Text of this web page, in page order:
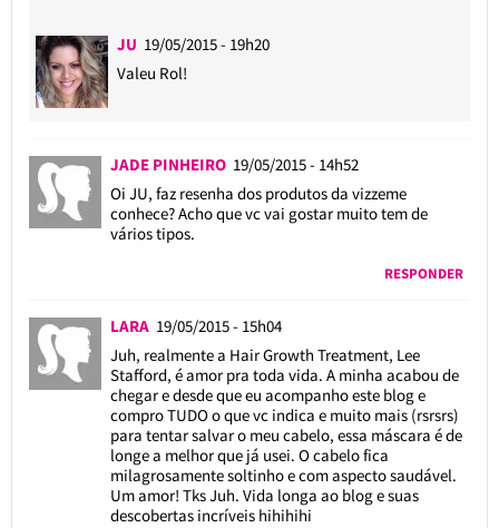
JU 19/05/2015 - 19h20
Valeu Rol!
JADE PINHEIRO 19/05/2015 - 14h52
Oi JU, faz resenha dos produtos da vizzeme
conhece? Acho que vc vai gostar muito tem de
vários tipos.
RESPONDER
LARA 19/05/2015 - 15h04
Juh, realmente a Hair Growth Treatment, Lee
Stafford, é amor pra toda vida. A minha acabou de
chegar e desde que eu acompanho este blog e
compro TUDO o que vc indica e muito mais (rsrsrs)
para tentar salvar o meu cabelo, essa máscara é de
longe a melhor que já usei. O cabelo fica
milagrosamente soltinho e com aspecto saudável.
Um amor! Tks Juh. Vida longa ao blog e suas
descobertas incríveis hihihihi